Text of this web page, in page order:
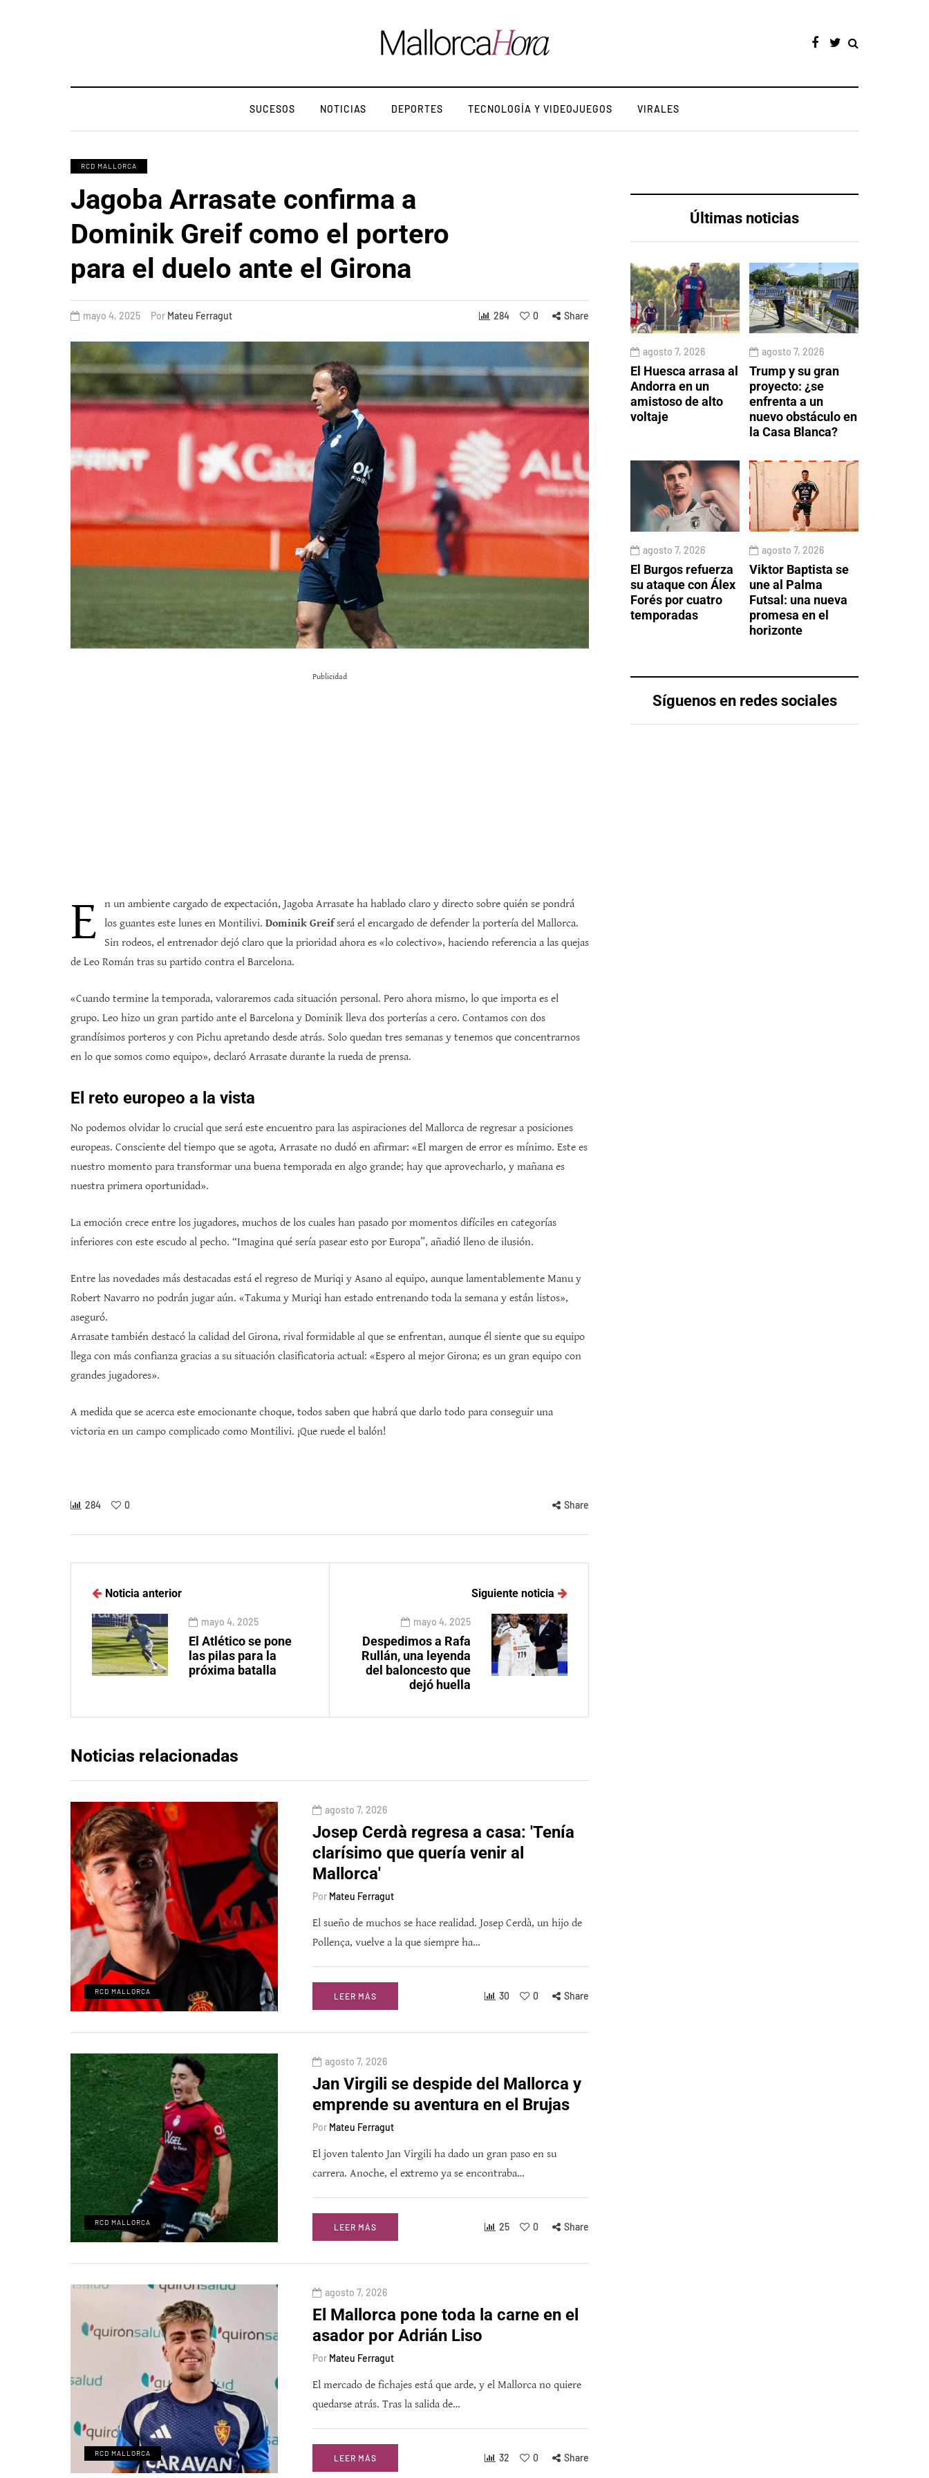
SUCESOS NOTICIAS DEPORTES TECNOLOGÍA Y VIDEOJUEGOS VIRALES
RCD MALLORCA
Jagoba Arrasate confirma a
Dominik Greif como el portero
para el duelo ante el Girona
mayo 4, 2025 Por Mateu Ferragut 284 0 Share
Publicidad
E
n un ambiente cargado de expectación, Jagoba Arrasate ha hablado claro y directo sobre quién se pondrá
los guantes este lunes en Montilivi. Dominik Greifserá el encargado de defender la portería del Mallorca.
Sin rodeos, el entrenador dejó claro que la prioridad ahora es «lo colectivo», haciendo referencia a las quejas
de Leo Román tras su partido contra el Barcelona.
«Cuando termine la temporada, valoraremos cada situación personal. Pero ahora mismo, lo que importa es el
grupo. Leo hizo un gran partido ante el Barcelona y Dominik lleva dos porterías a cero. Contamos con dos
grandísimos porteros y con Pichu apretando desde atrás. Solo quedan tres semanas y tenemos que concentrarnos
en lo que somos como equipo», declaró Arrasate durante la rueda de prensa.
El reto europeo a la vista
No podemos olvidar lo crucial que será este encuentro para las aspiraciones del Mallorca de regresar a posiciones
europeas. Consciente del tiempo que se agota, Arrasate no dudó en afirmar: «El margen de error es mínimo. Este es
nuestro momento para transformar una buena temporada en algo grande; hay que aprovecharlo, y mañana es
nuestra primera oportunidad».
La emoción crece entre los jugadores, muchos de los cuales han pasado por momentos difíciles en categorías
inferiores con este escudo al pecho. “Imagina qué sería pasear esto por Europa”, añadió lleno de ilusión.
Entre las novedades más destacadas está el regreso de Muriqi y Asano al equipo, aunque lamentablemente Manu y
Robert Navarro no podrán jugar aún. «Takuma y Muriqi han estado entrenando toda la semana y están listos»,
aseguró.
Arrasate también destacó la calidad del Girona, rival formidable al que se enfrentan, aunque él siente que su equipo
llega con más confianza gracias a su situación clasificatoria actual: «Espero al mejor Girona; es un gran equipo con
grandes jugadores».
A medida que se acerca este emocionante choque, todos saben que habrá que darlo todo para conseguir una
victoria en un campo complicado como Montilivi. ¡Que ruede el balón!
284 0 Share
Últimas noticias
agosto 7, 2026
El Huesca arrasa al
Andorra en un
amistoso de alto
voltaje
agosto 7, 2026
Trump y su gran
proyecto: ¿se
enfrenta a un
nuevo obstáculo en
la Casa Blanca?
agosto 7, 2026
El Burgos refuerza
su ataque con Álex
Forés por cuatro
temporadas
agosto 7, 2026
Viktor Baptista se
une al Palma
Futsal: una nueva
promesa en el
horizonte
Síguenos en redes sociales
Noticia anterior
mayo 4, 2025
El Atlético se pone
las pilas para la
próxima batalla
Siguiente noticia
mayo 4, 2025
Despedimos a Rafa
Rullán, una leyenda
del baloncesto que
dejó huella
Noticias relacionadas
RCD MALLORCA
agosto 7, 2026
Josep Cerdà regresa a casa: 'Tenía
clarísimo que quería venir al
Mallorca'
Por Mateu Ferragut
El sueño de muchos se hace realidad. Josep Cerdà, un hijo de
Pollença, vuelve a la que siempre ha…
LEER MÁS 30 0 Share
RCD MALLORCA
agosto 7, 2026
Jan Virgili se despide del Mallorca y
emprende su aventura en el Brujas
Por Mateu Ferragut
El joven talento Jan Virgili ha dado un gran paso en su
carrera. Anoche, el extremo ya se encontraba…
LEER MÁS 25 0 Share
RCD MALLORCA
agosto 7, 2026
El Mallorca pone toda la carne en el
asador por Adrián Liso
Por Mateu Ferragut
El mercado de fichajes está que arde, y el Mallorca no quiere
quedarse atrás. Tras la salida de…
LEER MÁS 32 0 Share